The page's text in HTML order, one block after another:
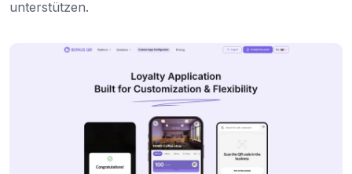
unterstützen.